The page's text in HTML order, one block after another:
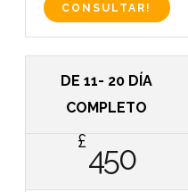
CONSULTAR!
DE 11- 20 DÍA
COMPLETO
£450